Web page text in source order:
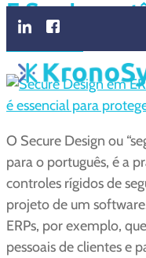
E Sua
De ERP
O Secure Design ou
para o português, é a
controles rígidos de
projeto de um
ERPs, por exemplo,
pessoais de clientes e